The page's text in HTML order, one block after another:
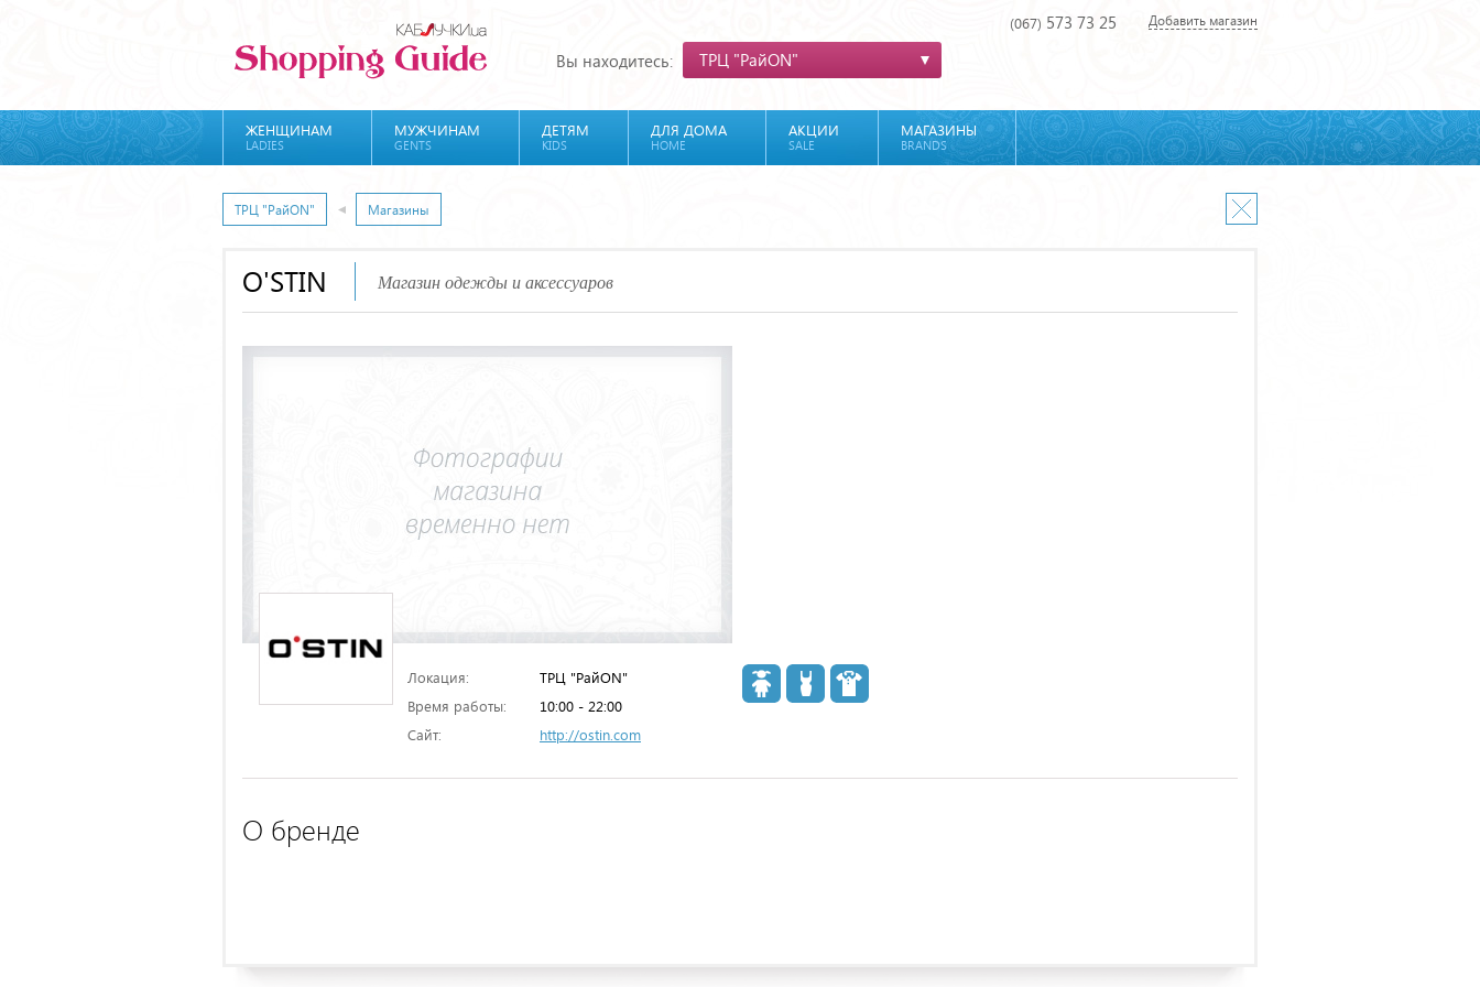
Вы находитесь: ТРЦ "РайON"
(067) 573 73 25 Добавить магазин
ЖЕНЩИНАМ
LADIES
МУЖЧИНАМ
GENTS
ДЕТЯМ
KIDS
ДЛЯ ДОМА
HOME
АКЦИИ
SALE
МАГАЗИНЫ
BRANDS
ТРЦ "РайON" Магазины
O'STIN Магазин одежды и аксессуаров
Локация:
ТРЦ "РайON"
Время работы:
10:00 - 22:00
Сайт:
http://ostin.com
О бренде